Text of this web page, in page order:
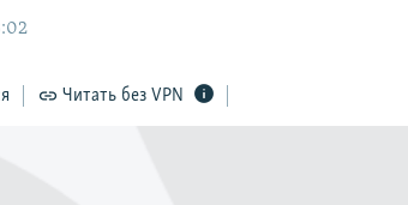
Читать без VPN